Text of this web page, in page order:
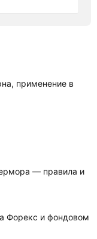
применение в
— правила и
Форекс и фондовом